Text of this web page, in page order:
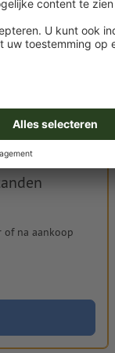
bestand
of na aankoop